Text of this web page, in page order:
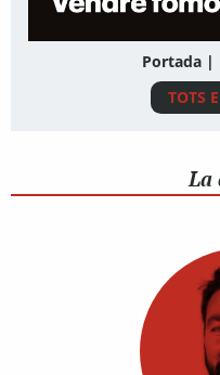
Portada |
TOTS
La